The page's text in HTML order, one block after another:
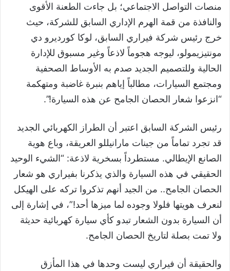
منصات التواصل الاجتماعي؛ بل جاءت الطعنة الأقوى
والنافذة من قمة الهرم الإداري السابق للشركة، حيث
خرج رئيس شركة فيراري السابق، لوكا كورديرو دي
مونتيزيمولو، ليوجه هجوماً لاذعاً وغير مسبوق للإدارة
الحالية وللتصميم الجديد صدم به الأوساط الصحفية
ومجتمع السيارات، مطالباً إياهم بنبرة غاضبة ومتهكمة
“انزعوا شعار الحصان الجامح عن هذه السيارة!”.
​رئيس الشركة السابق اعتبر أن الطراز الكهربائي الجديد
قد تجرد تماماً من جينات مارانيللو العريقة، وباع هوية
الصانع الإيطالي. مستطرداً بسخرية لاذعة: “الشيء الوحيد
الحقيقي في هذه السيارة والذي يذكرنا بفيراري هو شعار
الحصان الجامح.. من الجيد أنهم تذكروا تركه على الهيكل
لنعرف هويتها فلولا وجوده لما ميزها أحد!”، في إشارة إلى
أن السيارة بدون الشعار تبدو كأي سيارة كهربائية حديثة
ولا تمت بصلة لتاريخ الحصان الجامح.
والحقيقة أن فيراري ليست وحدها في هذا المأزق